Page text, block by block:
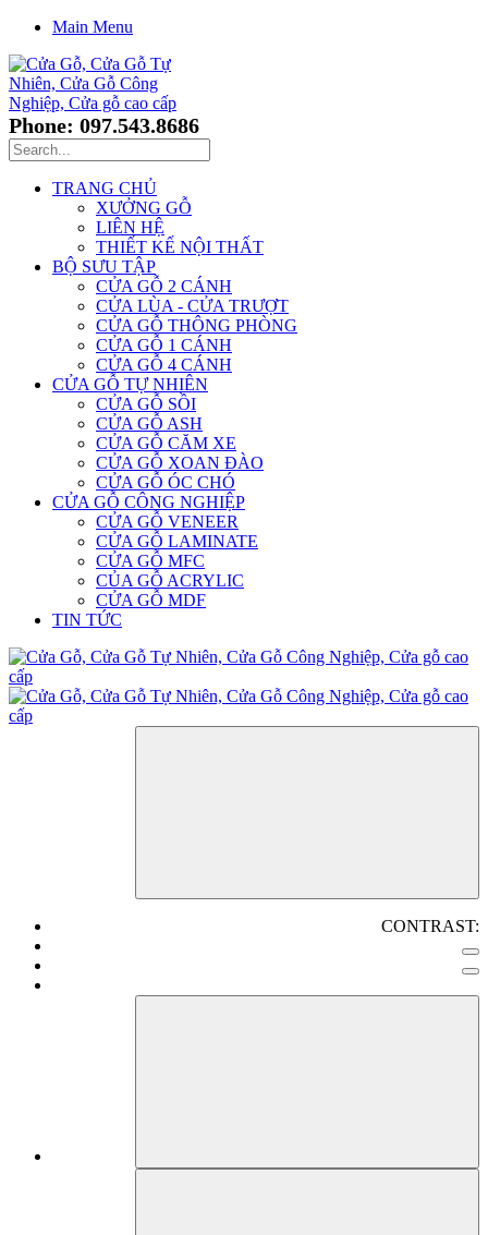
Main Menu
Phone: 097.543.8686
TRANG CHỦ
XƯỞNG GỖ
LIÊN HỆ
THIẾT KẾ NỘI THẤT
BỘ SƯU TẬP
CỬA GỖ 2 CÁNH
CỬA LÙA - CỬA TRƯỢT
CỬA GỖ THÔNG PHÒNG
CỬA GỖ 1 CÁNH
CỬA GỖ 4 CÁNH
CỬA GỖ TỰ NHIÊN
CỬA GỖ SỒI
CỬA GỖ ASH
CỬA GỖ CĂM XE
CỬA GỖ XOAN ĐÀO
CỬA GỖ ÓC CHÓ
CỬA GỖ CÔNG NGHIỆP
CỬA GỖ VENEER
CỬA GỖ LAMINATE
CỬA GỖ MFC
CỦA GỖ ACRYLIC
CỬA GỖ MDF
TIN TỨC
CONTRAST: